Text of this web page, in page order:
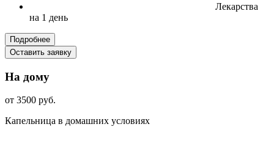
Лекарства
на 1 день
Подробнее
Оставить заявку
На дому
от 3500 руб.
Капельница в домашних условиях